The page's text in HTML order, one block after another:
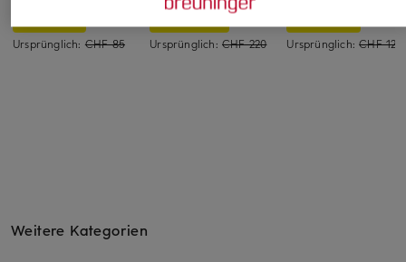
Ursprünglich: CHF 85 Ursprünglich: CHF 220 Ursprünglich:CHF 129
Weitere Kategorien